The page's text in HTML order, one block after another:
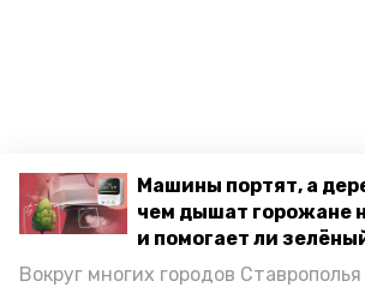
Машины портят, а
чем дышат горожане
и помогает ли
Вокруг многих городов